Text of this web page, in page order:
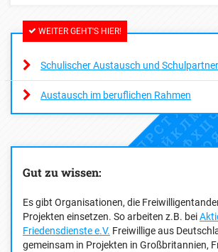
obligatorischen Seminaren während des
Freiwillige aus anderen Ländern kennen.
WEITER GEHT'S HIER!
Schulischer Austausch und
Austausch im beruflichen Rahmen
Gut zu wissen:
Es gibt Organisationen, die
Projekten einsetzen. So arbeiten z.B. bei
Friedensdienste e.V. Freiwillige aus
gemeinsam in Projekten in Großbritannien,